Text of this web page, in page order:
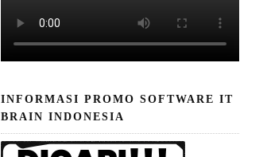
INFORMASI PROMO SOFTWARE IT
BRAIN INDONESIA